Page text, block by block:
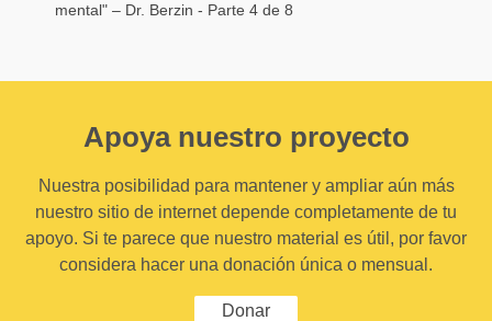
mental" – Dr. Berzin - Parte 4 de 8
Apoya nuestro proyecto
Nuestra posibilidad para mantener y ampliar aún más
nuestro sitio de internet depende completamente de tu
apoyo. Si te parece que nuestro material es útil, por favor
considera hacer una donación única o mensual.
Donar